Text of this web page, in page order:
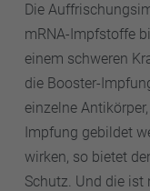
Die
mRNA-Impfstoffe
einem schweren
die Booster-
einzelne
Impfung gebildet
wirken, so bietet
Schutz. Und die ist